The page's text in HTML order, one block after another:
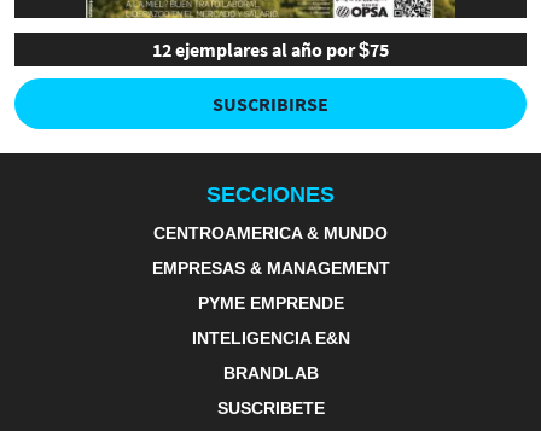
12 ejemplares al año por $75
SUSCRIBIRSE
SECCIONES
CENTROAMERICA & MUNDO
EMPRESAS & MANAGEMENT
PYME EMPRENDE
INTELIGENCIA E&N
BRANDLAB
SUSCRIBETE